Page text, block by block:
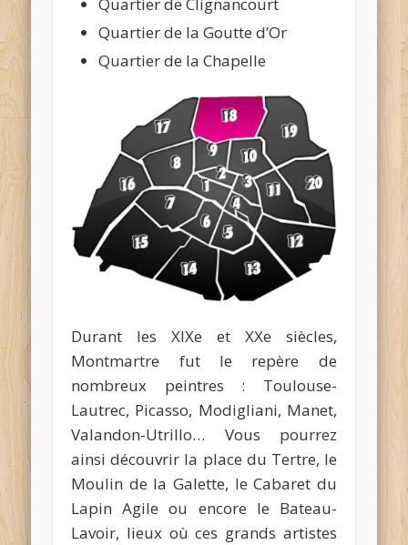
Quartier de la Goutte d’Or
Quartier de la Chapelle
Durant les XIXe et XXe siècles,
Montmartre fut le repère de
nombreux peintres : Toulouse-
Lautrec, Picasso, Modigliani, Manet,
Valandon-Utrillo… Vous pourrez
ainsi découvrir la place du Tertre, le
Moulin de la Galette, le Cabaret du
Lapin Agile ou encore le Bateau-
Lavoir, lieux où ces grands artistes